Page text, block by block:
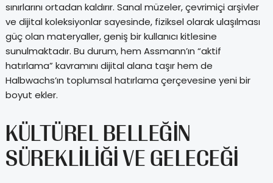
sınırlarını ortadan kaldırır. Sanal müzeler, çevrimiçi arşivler
ve dijital koleksiyonlar sayesinde, fiziksel olarak ulaşılması
güç olan materyaller, geniş bir kullanıcı kitlesine
sunulmaktadır. Bu durum, hem Assmann’ın “aktif
hatırlama” kavramını dijital alana taşır hem de
Halbwachs’ın toplumsal hatırlama çerçevesine yeni bir
boyut ekler.
KÜLTÜREL BELLEĞIN
SÜREKLILIĞI VE GELECEĞI